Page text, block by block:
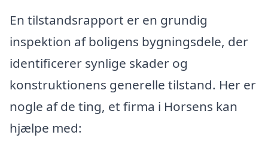
En tilstandsrapport er en grundig
inspektion af boligens bygningsdele, der
identificerer synlige skader og
konstruktionens generelle tilstand. Her er
nogle af de ting, et firma i Horsens kan
hjælpe med: